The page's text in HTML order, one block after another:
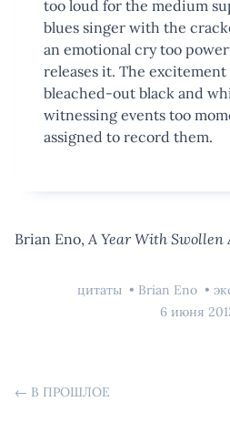
too loud for the medium
blues singer with the
an emotional cry too
releases it. The
bleached-out black and
witnessing events too
assigned to record them.
Brian Eno,A Year With Swollen
цитаты Brian Eno
6 июня
← В ПРОШЛОЕ